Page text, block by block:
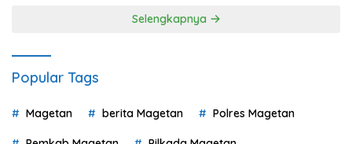
Selengkapnya
Popular Tags
Magetan berita Magetan Polres Magetan